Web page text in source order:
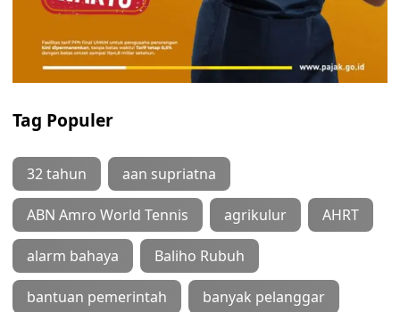
Tag Populer
32 tahun aan supriatna
ABN Amro World Tennis agrikulur AHRT
alarm bahaya Baliho Rubuh
bantuan pemerintah banyak pelanggar